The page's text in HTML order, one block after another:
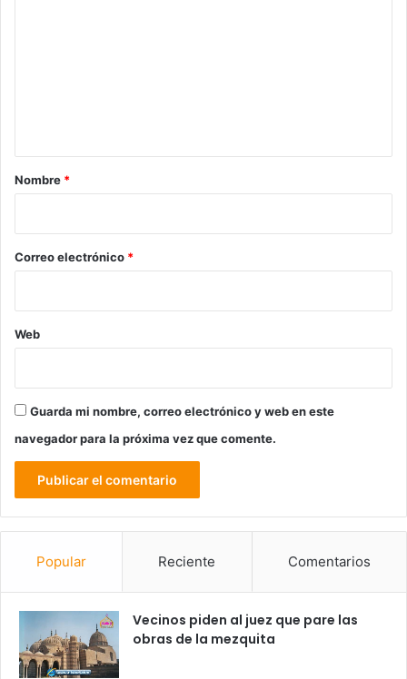
r
*
Nombre *
Correo electrónico *
Web
Guarda mi nombre, correo electrónico y web en este
navegador para la próxima vez que comente.
Popular Reciente Comentarios
Vecinos piden al juez que pare las
obras de la mezquita